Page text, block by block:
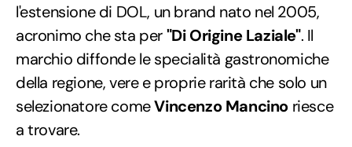
l'estensione di DOL, un brand nato nel 2005,
acronimo che sta per"Di Origine Laziale". Il
marchio diffonde le specialità gastronomiche
della regione, vere e proprie rarità che solo un
selezionatore comeVincenzo Mancino riesce
a trovare.